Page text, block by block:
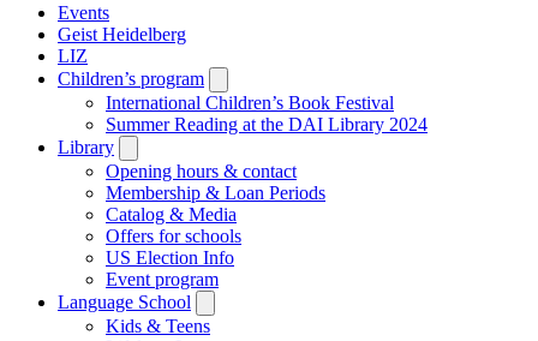
Events
Geist Heidelberg
LIZ
Children’s program
submenu
International Children’s Book Festival
Summer Reading at the DAI Library 2024
Library
submenu
Opening hours & contact
Membership & Loan Periods
Catalog & Media
Offers for schools
US Election Info
Event program
Language School
submenu
Kids & Teens